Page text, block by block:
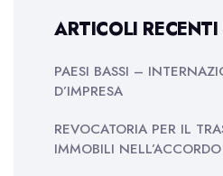
ARTICOLI RECENTI
PAESI BASSI –
D’IMPRESA
REVOCATORIA PER IL
IMMOBILI